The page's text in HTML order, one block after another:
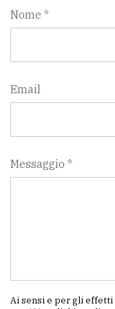
Nome *
Email
Messaggio *
Ai sensi e per gli effetti